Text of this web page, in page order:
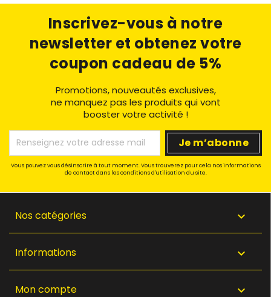
Inscrivez-vous à notre
newsletter et obtenez votre
coupon cadeau de 5%
Promotions, nouveautés exclusives,
ne manquez pas les produits qui vont
booster votre activité !
Vous pouvez vous désinscrire à tout moment. Vous trouverez pour cela nos informations
de contact dans les conditions d'utilisation du site.
Nos catégories 
Informations 
Mon compte 